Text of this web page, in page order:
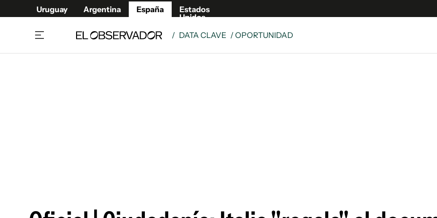
Uruguay Argentina España
Estados
Unidos
/ DATA CLAVE / OPORTUNIDAD